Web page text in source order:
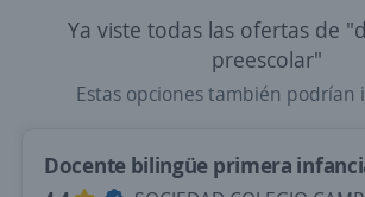
Ya viste todas las ofertas de
preescolar"
Estas opciones también podrían
Docente bilingüe primera